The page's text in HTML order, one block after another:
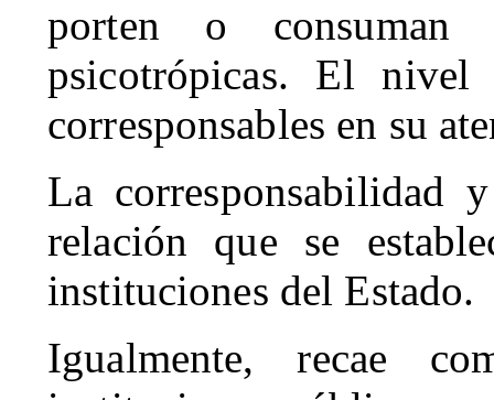
porten o consuman
psicotrópicas. El nivel
corresponsables en su
La corresponsabilidad
relación que se
instituciones del Estado.
Igualmente, recae